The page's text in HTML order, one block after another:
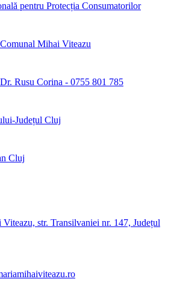
pentru Protecția Consumatorilor
Mihai Viteazu
Rusu Corina - 0755 801 785
Județul Cluj
Cluj
str. Transilvaniei nr. 147, Județul